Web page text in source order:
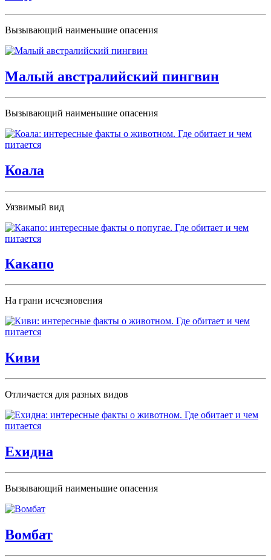
Вызывающий наименьшие опасения
Малый австралийский пингвин
Вызывающий наименьшие опасения
Коала
Уязвимый вид
Какапо
На грани исчезновения
Киви
Отличается для разных видов
Ехидна
Вызывающий наименьшие опасения
Вомбат